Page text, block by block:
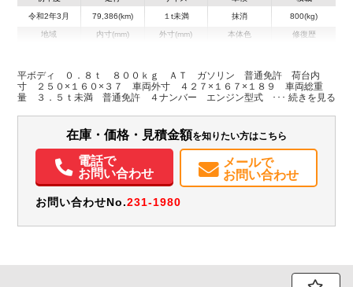
令和2年3月 79,386(km) １t未満 抹消 800(kg)
地域 内寸(mm)
H:370
外寸(mm)
H:1,890
本体色 修復歴
装備情報
パワステ
平ボディ ０．８ｔ ８００ｋｇ ＡＴ ガソリン 普通免許 荷台内
寸 ２５０×１６０×３７ 車両外寸 ４２７×１６７×１８９ 車両総重
量 ３．５ｔ未満 普通免許 ４ナンバー エンジン型式 ３ＳＺ １５
在庫・価格・見積金額を知りたい方はこちら
電話で
お問い合わせ
メールで
お問い合わせ
お問い合わせNo.231-1980